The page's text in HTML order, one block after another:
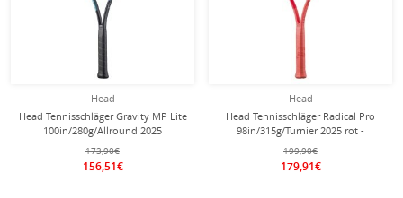
Head
Head Tennisschläger Gravity MP Lite
100in/280g/Allround 2025
schwarz/blau - unbesaitet -
173,90€
156,51€
Head
Head Tennisschläger Radical Pro
98in/315g/Turnier 2025 rot -
unbesaitet -
199,90€
179,91€